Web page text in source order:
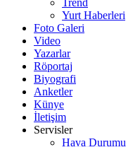
Yurt Haberleri
Foto Galeri
Video
Yazarlar
Röportaj
Biyografi
Anketler
Künye
İletişim
Servisler
Hava Durumu